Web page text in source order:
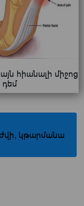
հիանալի միջոց
դեմ
կթարմանա